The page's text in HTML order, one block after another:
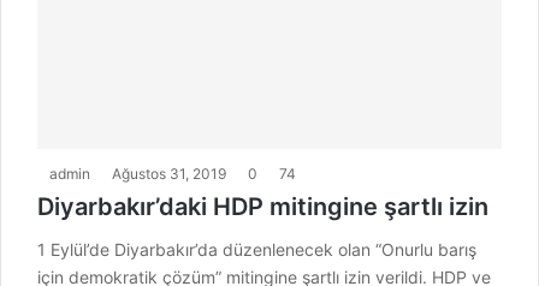
admin Ağustos 31, 2019 0 74
Diyarbakır’daki HDP mitingine şartlı izin
1 Eylül’de Diyarbakır’da düzenlenecek olan “Onurlu barış
için demokratik çözüm” mitingine şartlı izin verildi. HDP ve